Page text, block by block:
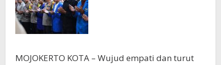
MOJOKERTO KOTA – Wujud empati dan turut